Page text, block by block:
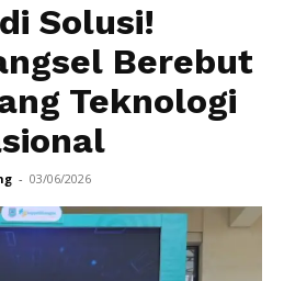
Solusi!
Berebut
Teknologi
- 03/06/2026